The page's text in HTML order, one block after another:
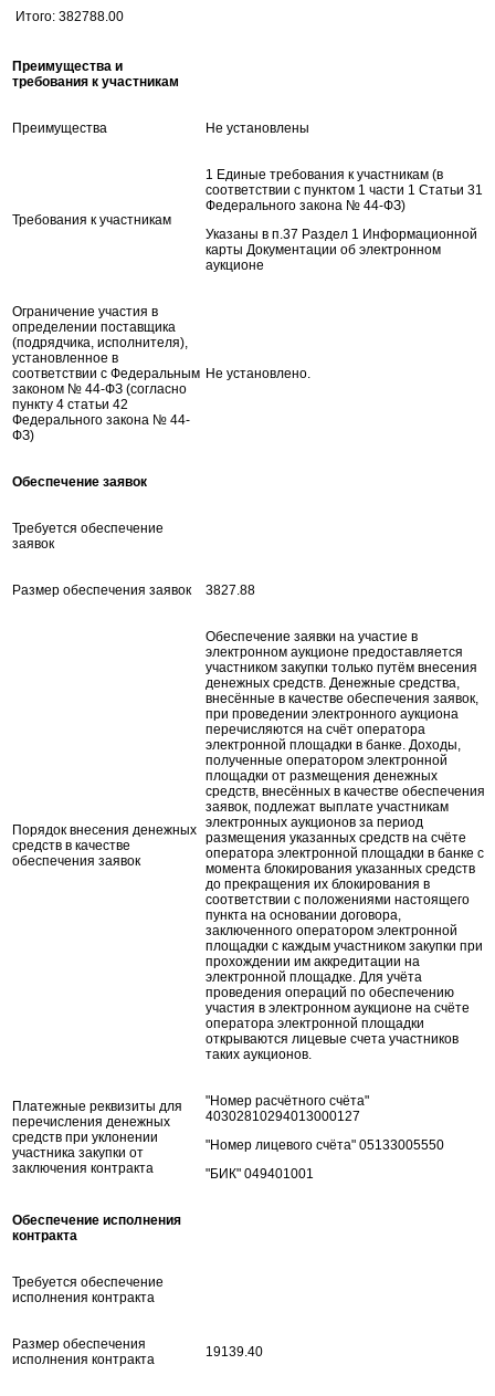
Итого: 382788.00
Преимущества и
требования к участникам
Преимущества Не установлены
Требования к участникам
1 Единые требования к участникам (в
соответствии с пунктом 1 части 1 Статьи 31
Федерального закона № 44-ФЗ)
Указаны в п.37 Раздел 1 Информационной
карты Документации об электронном
аукционе
Ограничение участия в
определении поставщика
(подрядчика, исполнителя),
установленное в
соответствии с Федеральным
законом № 44-ФЗ (согласно
пункту 4 статьи 42
Федерального закона № 44-
ФЗ)
Не установлено.
Обеспечение заявок
Требуется обеспечение
заявок
Размер обеспечения заявок 3827.88
Порядок внесения денежных
средств в качестве
обеспечения заявок
Обеспечение заявки на участие в
электронном аукционе предоставляется
участником закупки только путём внесения
денежных средств. Денежные средства,
внесённые в качестве обеспечения заявок,
при проведении электронного аукциона
перечисляются на счёт оператора
электронной площадки в банке. Доходы,
полученные оператором электронной
площадки от размещения денежных
средств, внесённых в качестве обеспечения
заявок, подлежат выплате участникам
электронных аукционов за период
размещения указанных средств на счёте
оператора электронной площадки в банке с
момента блокирования указанных средств
до прекращения их блокирования в
соответствии с положениями настоящего
пункта на основании договора,
заключенного оператором электронной
площадки с каждым участником закупки при
прохождении им аккредитации на
электронной площадке. Для учёта
проведения операций по обеспечению
участия в электронном аукционе на счёте
оператора электронной площадки
открываются лицевые счета участников
таких аукционов.
Платежные реквизиты для
перечисления денежных
средств при уклонении
участника закупки от
заключения контракта
"Номер расчётного счёта"
40302810294013000127
"Номер лицевого счёта" 05133005550
"БИК" 049401001
Обеспечение исполнения
контракта
Требуется обеспечение
исполнения контракта
Размер обеспечения
исполнения контракта
19139.40